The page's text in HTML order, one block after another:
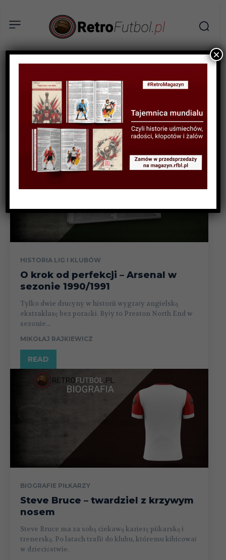
Tag: norwich
HISTORIA LIG I KLUBÓW
O krok od perfekcji – Arsenal w
sezonie 1990/1991
Tylko dwie drużyny w historii wygrały angielską
ekstraklasę bez porażki. Były to Preston North End w
sezonie...
MIKOŁAJ RAJKIEWICZ
READ
BIOGRAFIE PIŁKARZY
Steve Bruce – twardziel z krzywym
nosem
Steve Bruce ma za sobą ciekawą karierę piłkarską i
trenerską. Po latach trafił do klubu, któremu kibicował
w dzieciństwie.
×